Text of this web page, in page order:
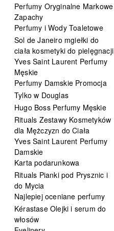
Perfumy Oryginalne Markowe
Zapachy
Perfumy i Wody Toaletowe
Sol de Janeiro mgiełki do
ciała kosmetyki do pielęgnacji
Yves Saint Laurent Perfumy
Męskie
Perfumy Damskie Promocja
Tylko w Douglas
Hugo Boss Perfumy Męskie
Rituals Zestawy Kosmetyków
dla Mężczyzn do Ciała
Yves Saint Laurent Perfumy
Damskie
Karta podarunkowa
Rituals Pianki pod Prysznic i
do Mycia
Najlepiej oceniane perfumy
Kérastase Olejki i serum do
włosów